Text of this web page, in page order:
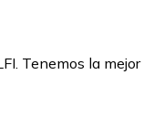
Tenemos la mejor